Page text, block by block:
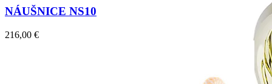
NÁUŠNICE NS10
216,00 €